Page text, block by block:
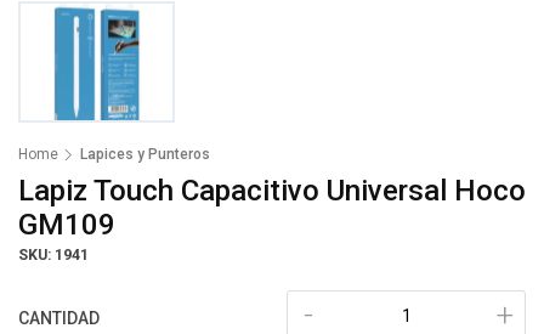
Home Lapices y Punteros
Lapiz Touch Capacitivo Universal Hoco
GM109
SKU: 1941
CANTIDAD +
-